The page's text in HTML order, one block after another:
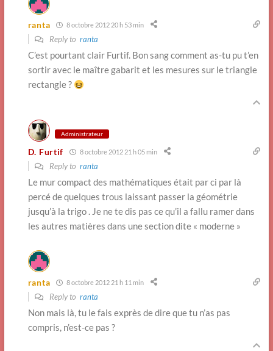
ranta 8 octobre 2012 20 h 53 min
Reply to ranta
C’est pourtant clair Furtif. Bon sang comment as-tu pu t’en
sortir avec le maître gabarit et les mesures sur le triangle
rectangle ?
Administrateur
D. Furtif 8 octobre 2012 21 h 05 min
Reply to ranta
Le mur compact des mathématiques était par ci par là
percé de quelques trous laissant passer la géométrie
jusqu’à la trigo . Je ne te dis pas ce qu’il a fallu ramer dans
les autres matières dans une section dite « moderne »
ranta 8 octobre 2012 21 h 11 min
Reply to ranta
Non mais là, tu le fais exprès de dire que tu n’as pas
compris, n’est-ce pas ?